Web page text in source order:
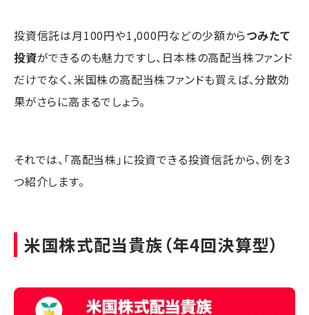
投資信託は月100円や1,000円などの少額からつみたて
投資ができるのも魅力ですし、日本株の高配当株ファンド
だけでなく、米国株の高配当株ファンドも買えば、分散効
果がさらに高まるでしょう。
それでは、「高配当株」に投資できる投資信託から、例を3
つ紹介します。
米国株式配当貴族（年4回決算型）